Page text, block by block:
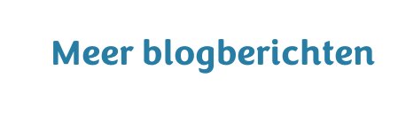
Meer blogberichten